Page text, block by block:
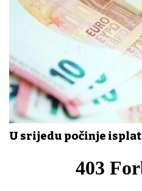
U srijedu počinje